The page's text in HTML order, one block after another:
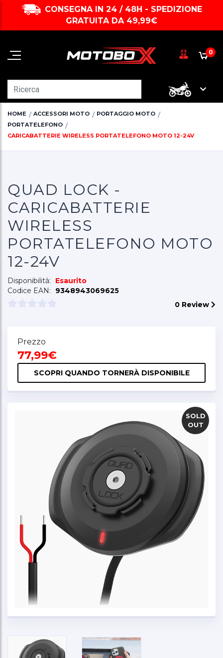
CONSEGNA IN 24 / 48H - SPEDIZIONE
GRATUITA DA 49,99€
0
HOME ACCESSORI MOTO
PORTAGGIO MOTO
PORTATELEFONO
CARICABATTERIE WIRELESS PORTATELEFONO MOTO 12-24V
QUAD LOCK -
CARICABATTERIE
WIRELESS
PORTATELEFONO MOTO
12-24V
Disponibilità:
Esaurito
Codice EAN:
9348943069625
0 Review
Prezzo
77,99€
SCOPRI QUANDO TORNERÀ DISPONIBILE
SOLD
OUT